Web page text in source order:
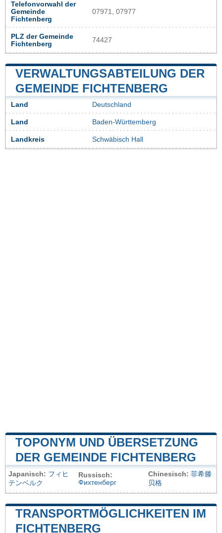
Telefonvorwahl der
Gemeinde
Fichtenberg
07971, 07977
PLZ der Gemeinde
Fichtenberg
74427
VERWALTUNGSABTEILUNG DER
GEMEINDE FICHTENBERG
Land Deutschland
Land Baden-Württemberg
Landkreis Schwäbisch Hall
TOPONYM UND ÜBERSETZUNG
DER GEMEINDE FICHTENBERG
Japanisch: フィヒ
テンベルク
Russisch:
Фихтенберг
Chinesisch: 菲希滕
贝格
TRANSPORTMÖGLICHKEITEN IM
FICHTENBERG